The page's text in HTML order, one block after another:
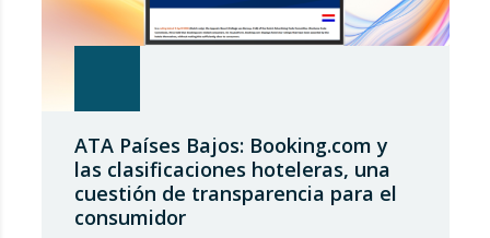
ATA Países Bajos: Booking.com y
las clasificaciones hoteleras, una
cuestión de transparencia para el
consumidor